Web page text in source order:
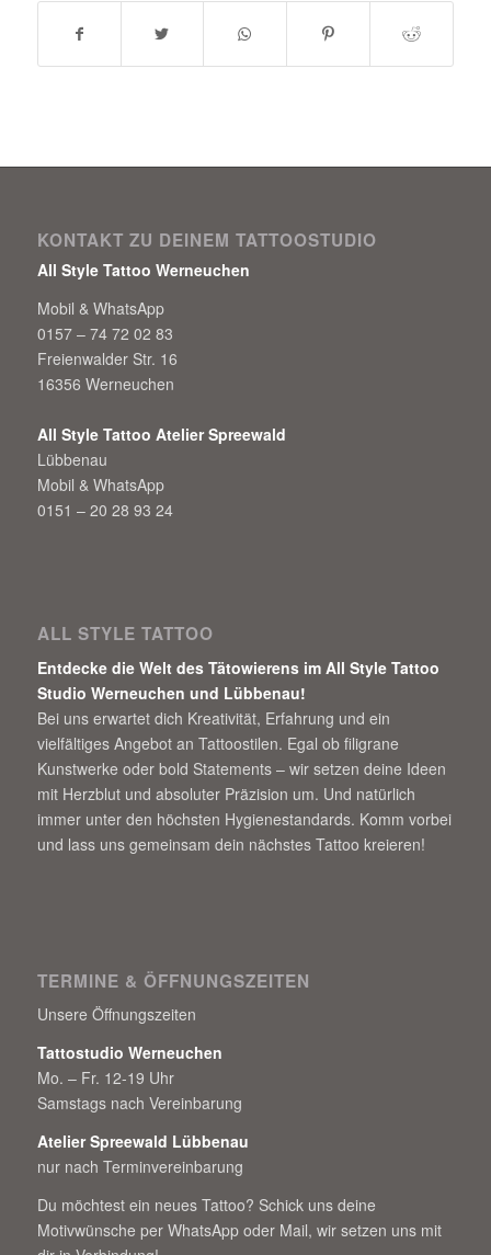
KONTAKT ZU DEINEM TATTOOSTUDIO
All Style Tattoo Werneuchen
Mobil & WhatsApp
0157 – 74 72 02 83
Freienwalder Str. 16
16356 Werneuchen
All Style Tattoo Atelier Spreewald
Lübbenau
Mobil & WhatsApp
0151 – 20 28 93 24
ALL STYLE TATTOO
Entdecke die Welt des Tätowierens im All Style Tattoo
Studio Werneuchen und Lübbenau!
Bei uns erwartet dich Kreativität, Erfahrung und ein
vielfältiges Angebot an Tattoostilen. Egal ob filigrane
Kunstwerke oder bold Statements – wir setzen deine Ideen
mit Herzblut und absoluter Präzision um. Und natürlich
immer unter den höchsten Hygienestandards. Komm vorbei
und lass uns gemeinsam dein nächstes Tattoo kreieren!
TERMINE & ÖFFNUNGSZEITEN
Unsere Öffnungszeiten
Tattostudio Werneuchen
Mo. – Fr. 12-19 Uhr
Samstags nach Vereinbarung
Atelier Spreewald Lübbenau
nur nach Terminvereinbarung
Du möchtest ein neues Tattoo? Schick uns deine
Motivwünsche per WhatsApp oder Mail, wir setzen uns mit